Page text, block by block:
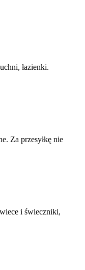
łazienki.
Za przesyłkę nie
i świeczniki,